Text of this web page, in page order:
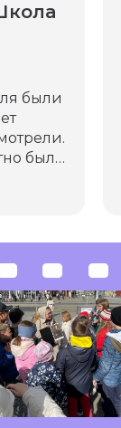
были
было
Алиса
Каждый
с нами